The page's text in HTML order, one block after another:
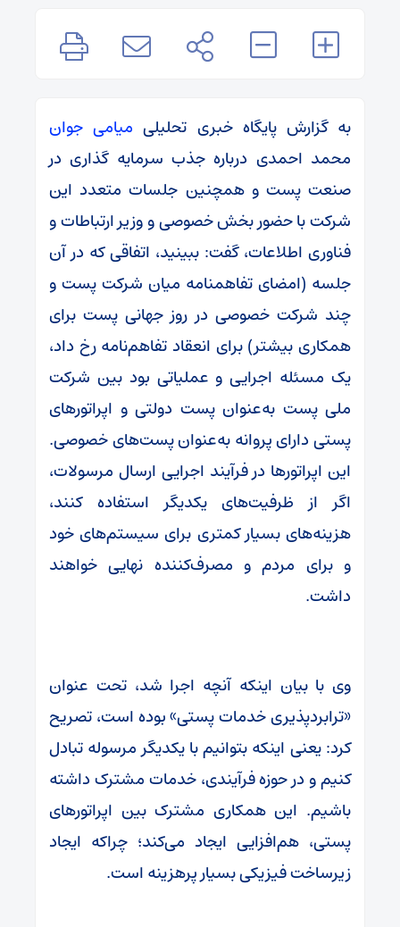
به گزارش پایگاه خبری تحلیلی میامی جوان
محمد احمدی درباره جذب سرمایه گذاری در
صنعت پست و همچنین جلسات متعدد این
شرکت با حضور بخش خصوصی و وزیر ارتباطات و
فناوری اطلاعات، گفت: ببینید، اتفاقی که در آن
جلسه (امضای تفاهمنامه میان شرکت پست و
چند شرکت خصوصی در روز جهانی پست برای
همکاری بیشتر) برای انعقاد تفاهم‌نامه رخ داد،
یک مسئله‌ اجرایی و عملیاتی بود بین شرکت
ملی پست به‌عنوان پست دولتی و اپراتورهای
پستی دارای پروانه به‌عنوان پست‌های خصوصی.
این اپراتورها در فرآیند اجرایی ارسال مرسولات،
اگر از ظرفیت‌های یکدیگر استفاده کنند،
هزینه‌های بسیار کمتری برای سیستم‌های خود
و برای مردم و مصرف‌کننده نهایی خواهند
داشت.
وی با بیان اینکه آنچه اجرا شد، تحت عنوان
«ترابردپذیری خدمات پستی» بوده است، تصریح
کرد: یعنی اینکه بتوانیم با یکدیگر مرسوله تبادل
کنیم و در حوزه فرآیندی، خدمات مشترک داشته
باشیم. این همکاری مشترک بین اپراتورهای
پستی، هم‌افزایی ایجاد می‌کند؛ چراکه ایجاد
زیرساخت فیزیکی بسیار پرهزینه است.